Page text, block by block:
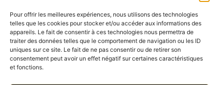
Pour offrir les meilleures expériences, nous utilisons des technologies
telles que les cookies pour stocker et/ou accéder aux informations des
appareils. Le fait de consentir à ces technologies nous permettra de
traiter des données telles que le comportement de navigation ou les ID
uniques sur ce site. Le fait de ne pas consentir ou de retirer son
consentement peut avoir un effet négatif sur certaines caractéristiques
et fonctions.
Politique de Confidentialité
contact@ilm-createur.fr